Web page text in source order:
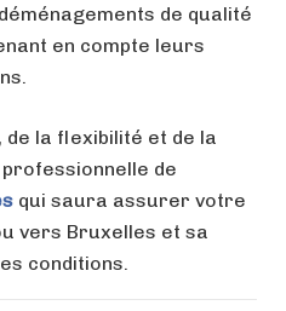
de qualité
en compte leurs
de la flexibilité et de la
de
qui saura assurer votre
vers Bruxelles et sa
conditions.